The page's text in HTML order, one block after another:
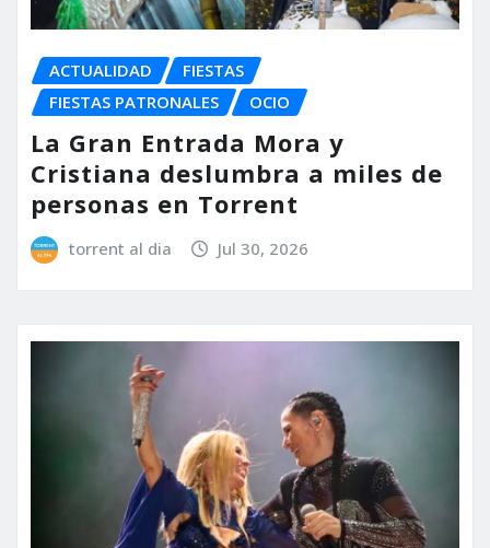
ACTUALIDAD
FIESTAS
FIESTAS PATRONALES
OCIO
La Gran Entrada Mora y
Cristiana deslumbra a miles de
personas en Torrent
torrent al dia Jul 30, 2026